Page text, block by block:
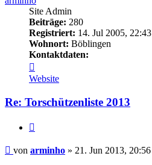
Site Admin
Beiträge: 280
Registriert: 14. Jul 2005, 22:43
Wohnort: Böblingen
Kontaktdaten:
von
arminho
Website
Re: Torschützenliste 2013
Beitrag
von arminho » 21. Jun 2013, 20:56